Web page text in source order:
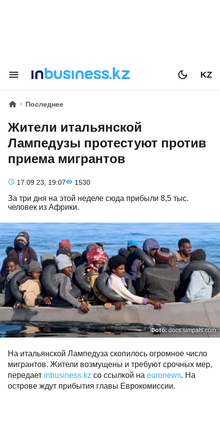
KZ
Последнее
Жители итальянской
Лампедузы протестуют против
приема мигрантов
17.09.23, 19:07 1530
За три дня на этой неделе сюда прибыли 8,5 тыс.
человек из Африки.
Фото:docs.simpals.com
На итальянской Лампедуза скопилось огромное число
мигрантов. Жители возмущены и требуют срочных мер,
передает inbusiness.kz со ссылкой на euronews. На
острове ждут прибытия главы Еврокомиссии.